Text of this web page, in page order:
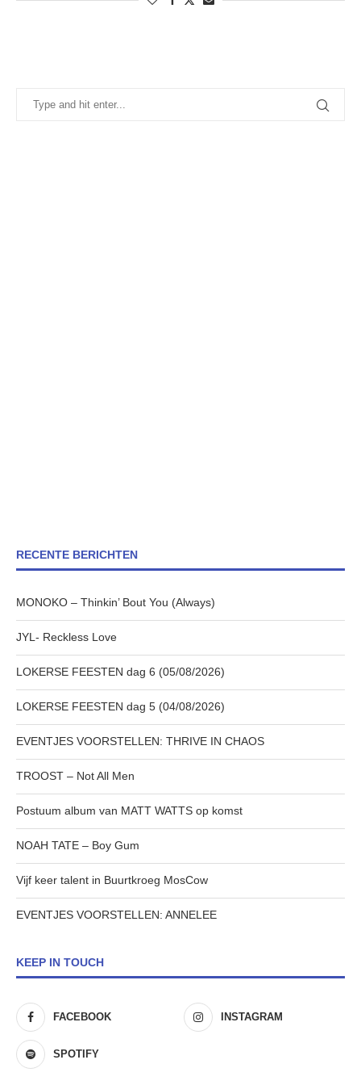
RECENTE BERICHTEN
MONOKO – Thinkin’ Bout You (Always)
JYL- Reckless Love
LOKERSE FEESTEN dag 6 (05/08/2026)
LOKERSE FEESTEN dag 5 (04/08/2026)
EVENTJES VOORSTELLEN: THRIVE IN CHAOS
TROOST – Not All Men
Postuum album van MATT WATTS op komst
NOAH TATE – Boy Gum
Vijf keer talent in Buurtkroeg MosCow
EVENTJES VOORSTELLEN: ANNELEE
KEEP IN TOUCH
FACEBOOK INSTAGRAM
SPOTIFY